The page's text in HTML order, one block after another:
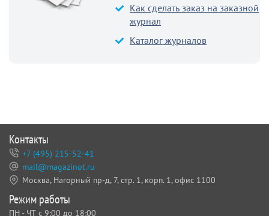
Как сделать заказ на заказной
журнал
Каталог журналов
Контакты
+7 (495) 215-52-41
mail@magazinot.ru
Москва, Нагорный пр-д, 7, стр. 1, корп. 1, офис 1100
Режим работы
ПН - ЧТ с 9:00 до 18:00